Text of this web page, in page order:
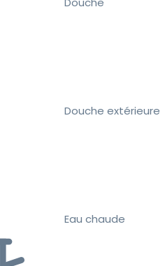
Douche extérieure
Eau chaude